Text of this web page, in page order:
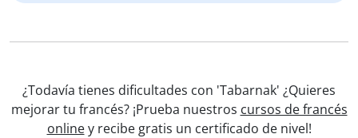
¿Todavía tienes dificultades con 'Tabarnak' ¿Quieres
mejorar tu francés? ¡Prueba nuestros cursos de francés
onliney recibe gratis un certificado de nivel!